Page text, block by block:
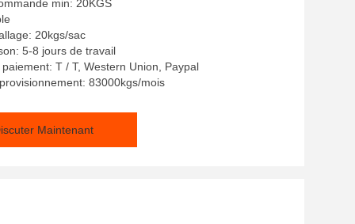
min: 20KGS
20kgs/sac
5-8 jours de travail
T / T, Western Union, Paypal
83000kgs/mois
Maintenant